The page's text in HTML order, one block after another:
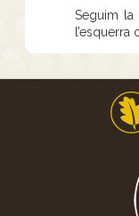
Seguim la
l’esquerra